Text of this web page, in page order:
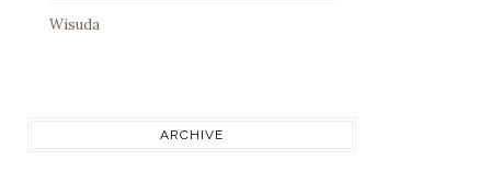
Wisuda
ARCHIVE